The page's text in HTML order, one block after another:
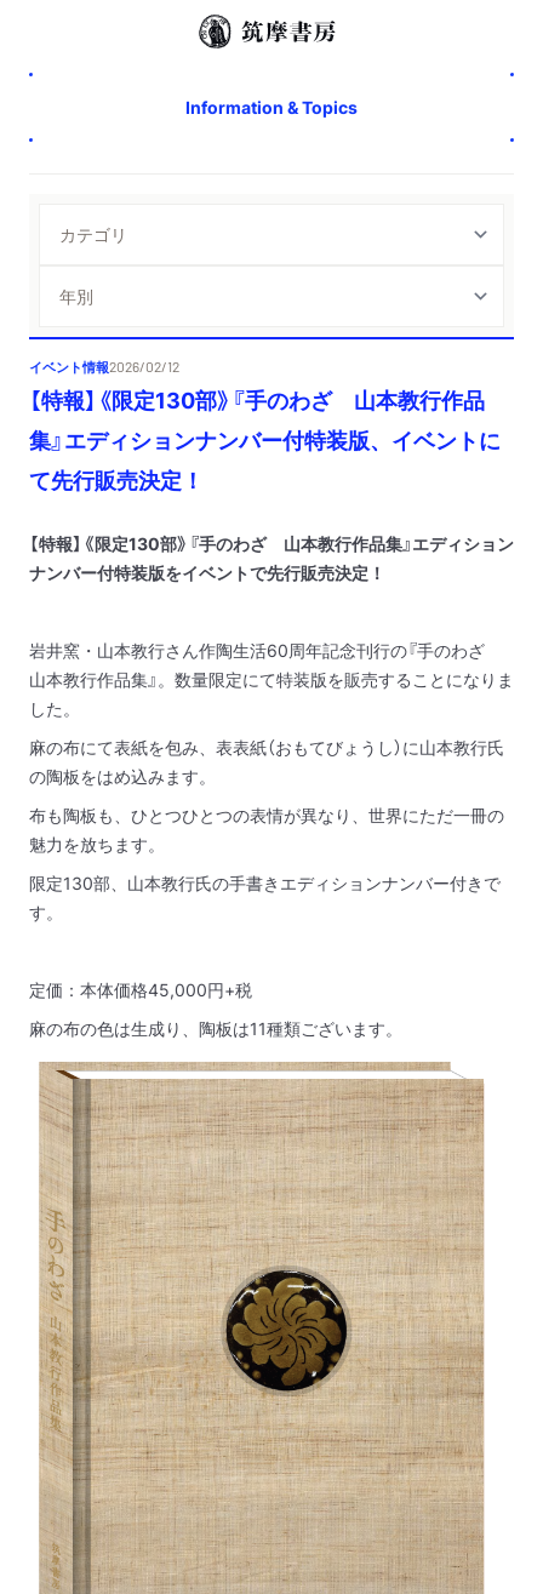
Information & Topics
イベント情報2026/02/12
【特報】《限定130部》『手のわざ 山本教行作品
集』エディションナンバー付特装版、イベントに
て先行販売決定！
【特報】《限定130部》『手のわざ 山本教行作品集』エディション
ナンバー付特装版をイベントで先行販売決定！
岩井窯・山本教行さん作陶生活60周年記念刊行の『手のわざ
山本教行作品集』。数量限定にて特装版を販売することになりま
した。
麻の布にて表紙を包み、表表紙（おもてびょうし）に山本教行氏
の陶板をはめ込みます。
布も陶板も、ひとつひとつの表情が異なり、世界にただ一冊の
魅力を放ちます。
限定130部、山本教行氏の手書きエディションナンバー付きで
す。
定価：本体価格45,000円+税
麻の布の色は生成り、陶板は11種類ございます。